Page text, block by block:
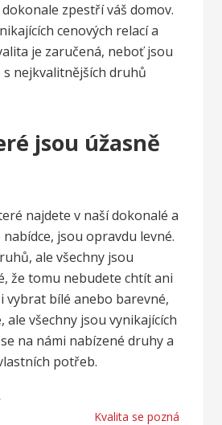
zpestří váš domov.
cenových relací a
je zaručená, neboť jsou
nejkvalitnějších druhů
jsou úžasně
najdete v naší dokonalé a
jsou opravdu levné.
ale všechny jsou
že tomu nebudete chtít ani
vybrat bílé anebo barevné,
ale všechny jsou vynikajících
na námi nabízené druhy a
potřeb.
Kvalita se pozná